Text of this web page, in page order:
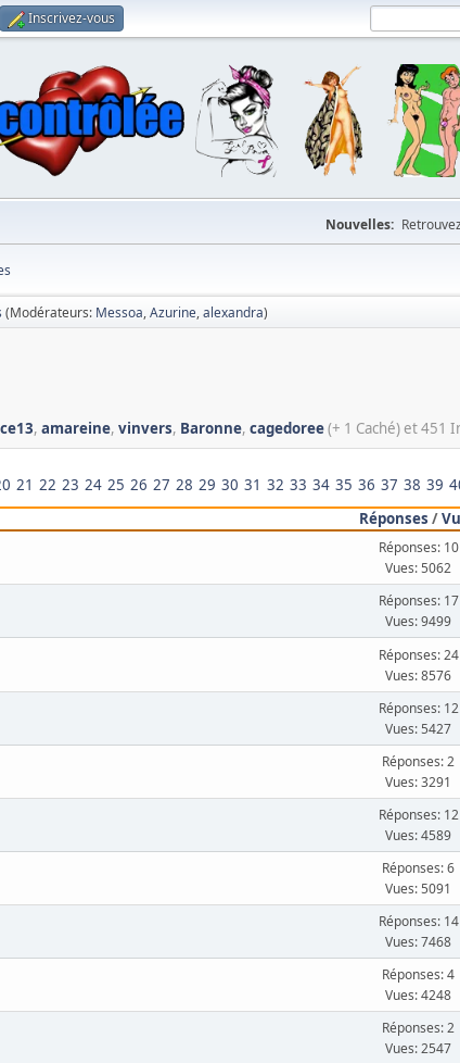
Inscrivez-vous
Nouvelles:
(Modérateurs: Messoa,Azurine,alexandra)
, amareine, vinvers, Baronne, cagedoree(+ 1 Caché) et 451
21 22 23 24 25 26 27 28 29 30 31 32 33 34 35 36 37 38 39
Réponses /
Réponses: 10
Vues: 5062
Réponses: 17
Vues: 9499
Réponses: 24
Vues: 8576
Réponses: 12
Vues: 5427
Réponses: 2
Vues: 3291
Réponses: 12
Vues: 4589
Réponses: 6
Vues: 5091
Réponses: 14
Vues: 7468
Réponses: 4
Vues: 4248
Réponses: 2
Vues: 2547